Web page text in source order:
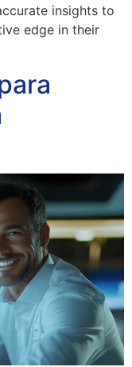
insights to
edge in their